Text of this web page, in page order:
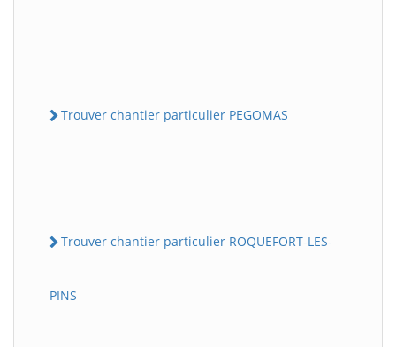
Trouver chantier particulier PEGOMAS
Trouver chantier particulier ROQUEFORT-LES-
PINS